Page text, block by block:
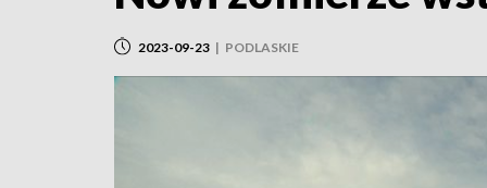
2023-09-23 | PODLASKIE